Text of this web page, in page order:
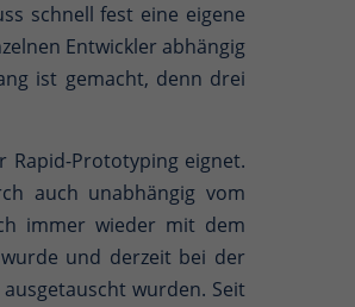
schnell fest eine eigene
Entwickler abhängig
ist gemacht, denn drei
Prototyping eignet.
auch unabhängig vom
immer wieder mit dem
und derzeit bei der
wurden. Seit